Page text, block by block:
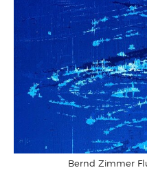
Bernd Zimmer